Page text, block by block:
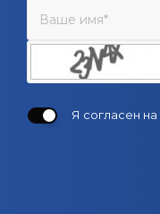
Я согласен на